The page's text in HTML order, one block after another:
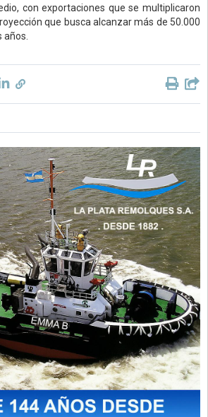
con exportaciones que se multiplicaron
que busca alcanzar más de 50.000